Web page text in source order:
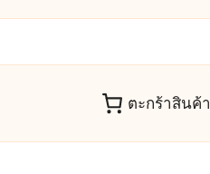
ตะกร้าสินค้า